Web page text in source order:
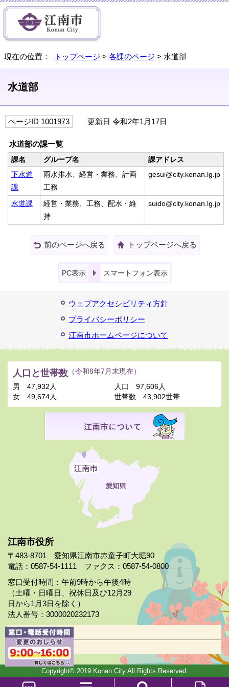
現在の位置： トップページ > 各課のページ > 水道部
水道部
ページID 1001973 更新日 令和2年1月17日
水道部の課一覧
課名 グループ名
課アドレス
下水道
課
雨水排水、経営・業務、計画
工務
gesui@city.konan.lg.jp
水道課
経営・業務、工務、配水・維
持
suido@city.konan.lg.jp
前のページへ戻る トップページへ戻る
PC表示 スマートフォン表示
ウェブアクセシビリティ方針
プライバシーポリシー
江南市ホームページについて
江南市役所
〒483-8701 愛知県江南市赤童子町大堀90
電話：0587-54-1111 ファクス：0587-54-0800
窓口受付時間：午前9時から午後4時
（土曜・日曜日、祝休日及び12月29
日から1月3日を除く）
法人番号：3000020232173
市役所案内
日曜市役所
人口と世帯数 （令和8年7月末現在）
男
47,932人
女
49,674人
人口
97,606人
世帯数
43,902世帯
Copyright© 2019 Konan City All Rights Reserved.